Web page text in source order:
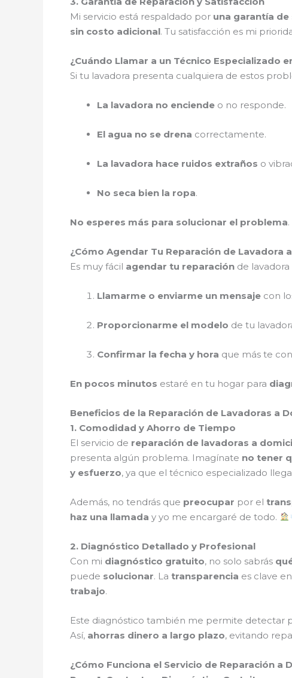
Mi servicio está respaldado por una garantía
sin costo adicional. Tu satisfacción es mi
¿Cuándo Llamar a un Técnico Especializado
Si tu lavadora presenta cualquiera de estos
La lavadora no enciende o no responde.
El agua no se drena correctamente.
La lavadora hace ruidos extraños o
No seca bien la ropa.
No esperes más para solucionar el problema.
¿Cómo Agendar Tu Reparación de Lavadora
Es muy fácil agendar tu reparación de
Llamarme o enviarme un mensaje con
Proporcionarme el modelo de tu
Confirmar la fecha y hora que más te
En pocos minutos estaré en tu hogar para
Beneficios de la Reparación de Lavadoras a
1. Comodidad y Ahorro de Tiempo
El servicio de reparación de lavadoras a
presenta algún problema. Imagínate no tener
y esfuerzo, ya que el técnico especializado
Además, no tendrás que preocupar por el
haz una llamada y yo me encargaré de todo.
2. Diagnóstico Detallado y Profesional
Con mi diagnóstico gratuito, no solo sabrás
puede solucionar. La transparencia es clave
trabajo.
Este diagnóstico también me permite detectar
Así, ahorras dinero a largo plazo, evitando
¿Cómo Funciona el Servicio de Reparación a